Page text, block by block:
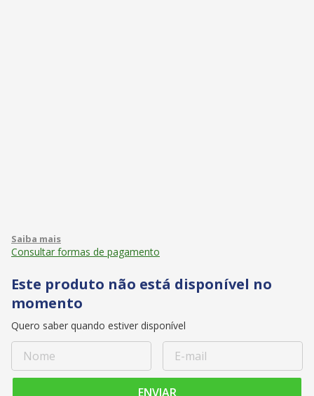
Consultar formas de pagamento
Este produto não está disponível no
momento
Quero saber quando estiver disponível
ENVIAR